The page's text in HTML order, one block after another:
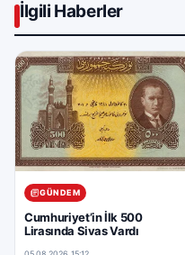
İlgili Haberler
GÜNDEM
Cumhuriyet’in İlk 500
Lirasında Sivas Vardı